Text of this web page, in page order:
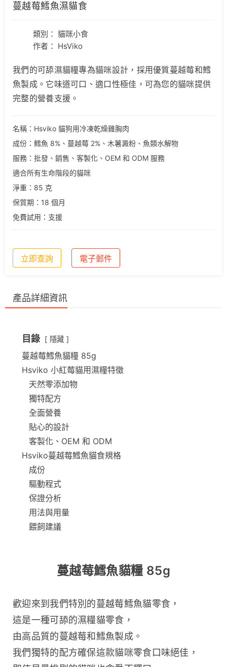
蔓越莓鱈魚濕貓食
類別： 貓咪小食
作者： HsViko
我們的可舔濕貓糧專為貓咪設計，採用優質蔓越莓和鱈
魚製成。它味道可口、適口性極佳，可為您的貓咪提供
完整的營養支援。
名稱：Hsviko 貓狗用冷凍乾燥雞胸肉
成份：鱈魚 8%、蔓越莓 2%、木薯澱粉、魚類水解物
服務：批發、銷售、客製化、OEM 和 ODM 服務
適合所有生命階段的貓咪
淨重：85 克
保質期：18 個月
免費試用：支援
立即查詢 電子郵件
產品詳細資訊
目錄 隱藏
蔓越莓鱈魚貓糧 85g
Hsviko 小紅莓貓用濕糧特徵
天然零添加物
獨特配方
全面營養
貼心的設計
客製化、OEM 和 ODM
Hsviko蔓越莓鱈魚貓食規格
成份
驅動程式
保證分析
用法與用量
餵飼建議
蔓越莓鱈魚貓糧 85g
歡迎來到我們特別的蔓越莓鱈魚貓零食，
這是一種可舔的濕糧貓零食，
由高品質的蔓越莓和鱈魚製成。
我們獨特的配方確保這款貓咪零食口味絕佳，